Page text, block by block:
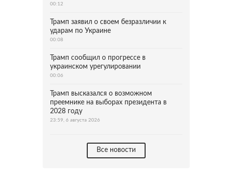
00:12
Трамп заявил о своем безразличии к
ударам по Украине
00:08
Трамп сообщил о прогрессе в
украинском урегулировании
00:06
Трамп высказался о возможном
преемнике на выборах президента в
2028 году
23:59, 6 августа 2026
Все новости